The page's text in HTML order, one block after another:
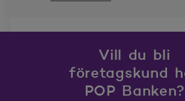
Vill du bli
företagskund
POP Banken?